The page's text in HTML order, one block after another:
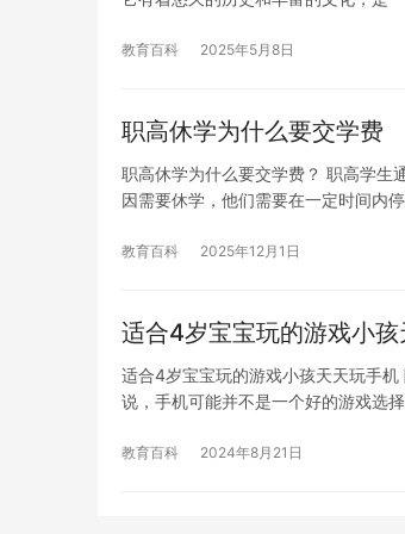
教育百科 2025年5月8日
职高休学为什么要交学费
职高休学为什么要交学费？ 职高学生
因需要休学，他们需要在一定时间内
教育百科 2025年12月1日
适合4岁宝宝玩的游戏小
适合4岁宝宝玩的游戏小孩天天玩手
说，手机可能并不是一个好的游戏选
教育百科 2024年8月21日